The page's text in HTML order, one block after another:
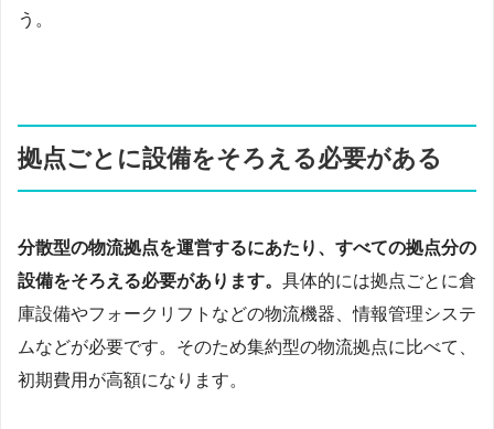
う。
拠点ごとに設備をそろえる必要がある
分散型の物流拠点を運営するにあたり、すべての拠点分の
設備をそろえる必要があります。 具体的には拠点ごとに倉
庫設備やフォークリフトなどの物流機器、情報管理システ
ムなどが必要です。そのため集約型の物流拠点に比べて、
初期費用が高額になります。